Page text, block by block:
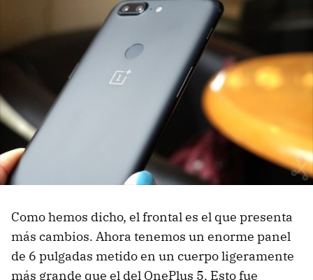
Como hemos dicho, el frontal es el que presenta
más cambios. Ahora tenemos un enorme panel
de 6 pulgadas metido en un cuerpo ligeramente
más grande que el del OnePlus 5. Esto fue